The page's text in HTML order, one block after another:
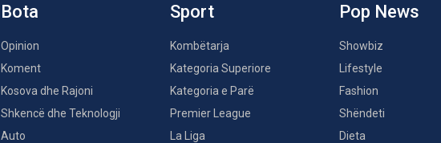
Bota
Opinion
Koment
Kosova dhe Rajoni
Shkencë dhe Teknologji
Auto
Sport
Kombëtarja
Kategoria Superiore
Kategoria e Parë
Premier League
La Liga
Pop News
Showbiz
Lifestyle
Fashion
Shëndeti
Dieta